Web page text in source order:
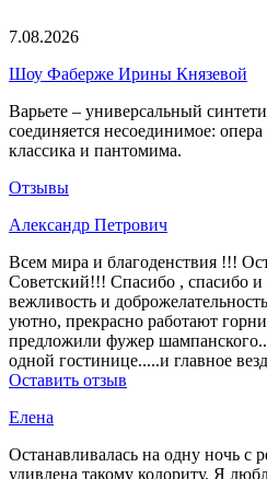
7.08.2026
Шоу Фаберже Ирины Князевой
Варьете – универсальный
соединяется несоединимое:
классика и пантомима.
Отзывы
Александр Петрович
Всем мира и благоденствия !!!
Советский!!! Спасибо , спасибо и
вежливость и
уютно, прекрасно работают
предложили фужер
одной гостинице.....и главное
Оставить отзыв
Елена
Останавливалась на одну ночь с
удивлена такому колориту. Я